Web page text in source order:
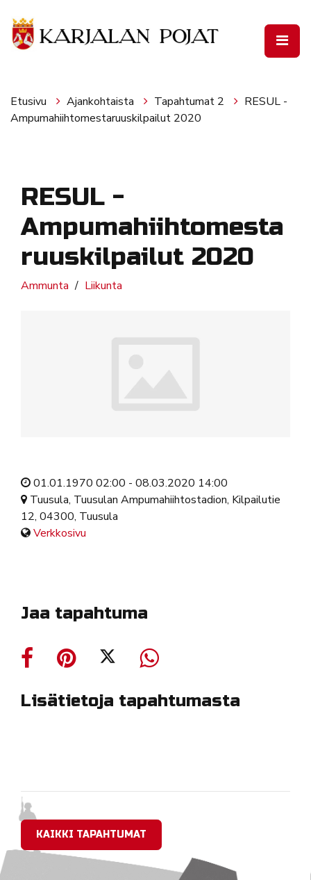
Etusivu Ajankohtaista Tapahtumat 2
RESUL -
Ampumahiihtomestaruuskilpailut 2020
RESUL -
Ampumahiihtomesta
ruuskilpailut 2020
Ammunta Liikunta
01.01.1970 02:00 - 08.03.2020 14:00
Tuusula, Tuusulan Ampumahiihtostadion, Kilpailutie
12, 04300, Tuusula
Verkkosivu
Jaa tapahtuma
Lisätietoja tapahtumasta
KAIKKI TAPAHTUMAT